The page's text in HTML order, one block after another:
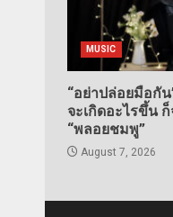
MUSIC
“อย่าปล่อยมือกั
จะเกิดอะไรขึ้น
“พลอยชมพู”
August 7, 2026